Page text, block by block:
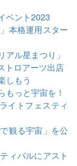
ベント2023
本格運用スター
ル星まつり」
トロアーツ出店
しもう
もっと宇宙を！
イトフェスティ
観る宇宙」を公
ィバルにアスト